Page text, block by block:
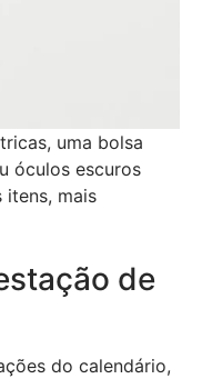
uma bolsa
óculos escuros
itens, mais
de
do calendário,